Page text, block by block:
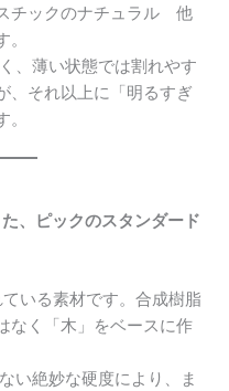
チックのナチュラル
他
、薄い状態では割れやす
、それ以上に「明るすぎ
、ピックのスタンダード
いる素材です。合成樹脂
なく「木」をベースに作
い絶妙な硬度により、ま